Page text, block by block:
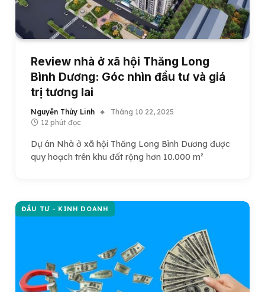
Review nhà ở xã hội Thăng Long
Bình Dương: Góc nhìn đầu tư và giá
trị tương lai
Nguyễn Thùy Linh
Tháng 10 22, 2025
12 phút đọc
Dự án Nhà ở xã hội Thăng Long Bình Dương được
quy hoạch trên khu đất rộng hơn 10.000 m²
ĐẦU TƯ - KINH DOANH